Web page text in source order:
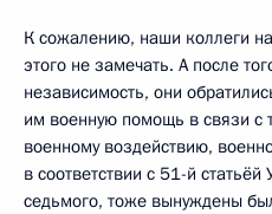
К сожалению, наши коллеги
этого не замечать. А после
независимость, они
им военную помощь в связи с
военному воздействию,
в соответствии с 51-й
седьмого, тоже вынуждены